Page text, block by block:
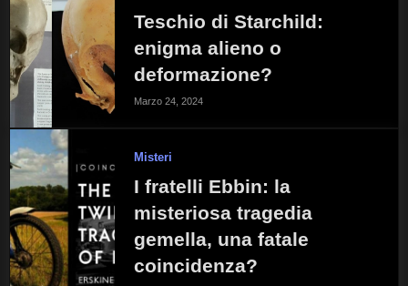
Teschio di Starchild:
enigma alieno o
deformazione?
Marzo 24, 2024
Misteri
I fratelli Ebbin: la
misteriosa tragedia
gemella, una fatale
coincidenza?